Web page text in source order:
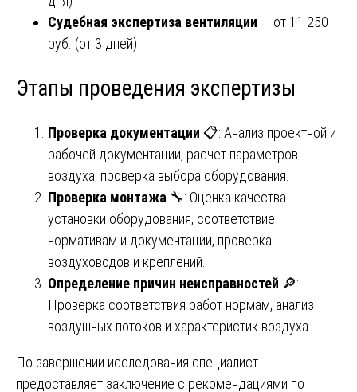
Судебная экспертиза вентиляции — от 11 250
руб. (от 3 дней)
Этапы проведения экспертизы
Проверка документации 📋: Анализ проектной и
рабочей документации, расчет параметров
воздуха, проверка выбора оборудования.
Проверка монтажа 🔧: Оценка качества
установки оборудования, соответствие
нормативам и документации, проверка
воздуховодов и креплений.
Определение причин неисправностей 🔎:
Проверка соответствия работ нормам, анализ
воздушных потоков и характеристик воздуха.
По завершении исследования специалист
предоставляет заключение с рекомендациями по